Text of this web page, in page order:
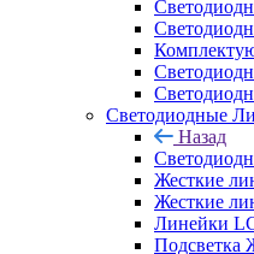
Светодиодные
Назад
Жесткие
Жесткие
Линейки